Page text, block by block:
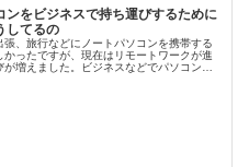
ンをビジネスで持ち運びするために
してるの
張、旅行などにノートパソコンを携帯する
かったですが、現在はリモートワークが進
増えました。ビジネスなどでパソコンを